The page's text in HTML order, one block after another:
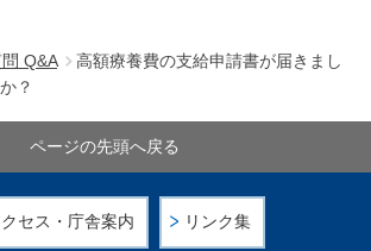
Q&A
高額療養費の支給申請書が届きまし
？
セス・庁舎案内 リンク集
ページの先頭へ戻る